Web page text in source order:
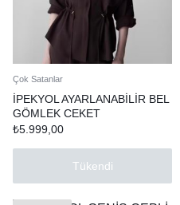
Çok Satanlar
İPEKYOL AYARLANABİLİR BEL
GÖMLEK CEKET
₺5.999,00
Tükendi